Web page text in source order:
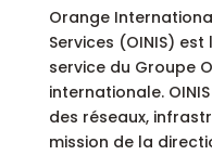
Orange
Services (OINIS)
service du Groupe
internationale.
des réseaux,
mission de la